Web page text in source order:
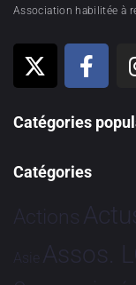
Association habilitée à
Catégories
Catégories
Actions
Asie Assos.